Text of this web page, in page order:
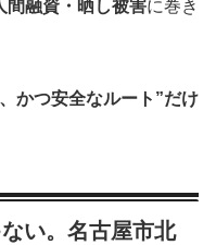
間融資・晒し被害に巻き
かつ安全なルート”だけ
い。名古屋市北